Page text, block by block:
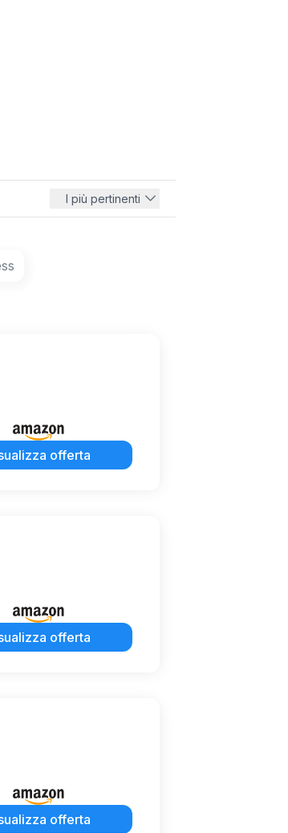
I più pertinenti
offerta
offerta
offerta